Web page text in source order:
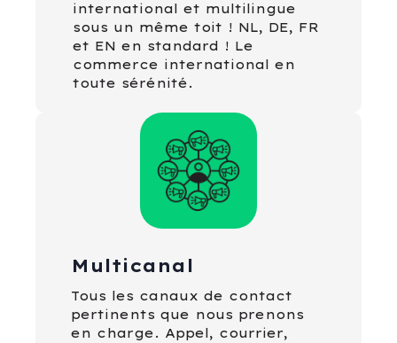
international et multilingue
sous un même toit ! NL, DE, FR
et EN en standard ! Le
commerce international en
toute sérénité.
Multicanal
Tous les canaux de contact
pertinents que nous prenons
en charge. Appel, courrier,